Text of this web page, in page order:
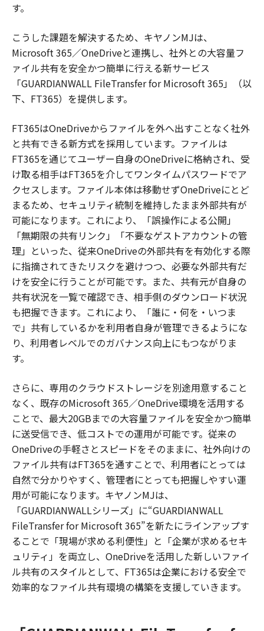
す。
こうした課題を解決するため、キヤノンMJは、
Microsoft 365／OneDriveと連携し、社外との大容量フ
ァイル共有を安全かつ簡単に行える新サービス
「GUARDIANWALL FileTransfer for Microsoft 365」（以
下、FT365）を提供します。
FT365はOneDriveからファイルを外へ出すことなく社外
と共有できる新方式を採用しています。ファイルは
FT365を通じてユーザー自身のOneDriveに格納され、受
け取る相手はFT365を介してワンタイムパスワードでア
クセスします。ファイル本体は移動せずOneDriveにとど
まるため、セキュリティ統制を維持したまま外部共有が
可能になります。これにより、「誤操作による公開」
「無期限の共有リンク」「不要なゲストアカウントの管
理」といった、従来OneDriveの外部共有を有効化する際
に指摘されてきたリスクを避けつつ、必要な外部共有だ
けを安全に行うことが可能です。また、共有元が自身の
共有状況を一覧で確認でき、相手側のダウンロード状況
も把握できます。これにより、「誰に・何を・いつま
で」共有しているかを利用者自身が管理できるようにな
り、利用者レベルでのガバナンス向上にもつながりま
す。
さらに、専用のクラウドストレージを別途用意すること
なく、既存のMicrosoft 365／OneDrive環境を活用する
ことで、最大20GBまでの大容量ファイルを安全かつ簡単
に送受信でき、低コストでの運用が可能です。従来の
OneDriveの手軽さとスピードをそのままに、社外向けの
ファイル共有はFT365を通すことで、利用者にとっては
自然で分かりやすく、管理者にとっても把握しやすい運
用が可能になります。キヤノンMJは、
「GUARDIANWALLシリーズ」に“GUARDIANWALL
FileTransfer for Microsoft 365”を新たにラインアップす
ることで「現場が求める利便性」と「企業が求めるセキ
ュリティ」を両立し、OneDriveを活用した新しいファイ
ル共有のスタイルとして、FT365は企業における安全で
効率的なファイル共有環境の構築を支援していきます。